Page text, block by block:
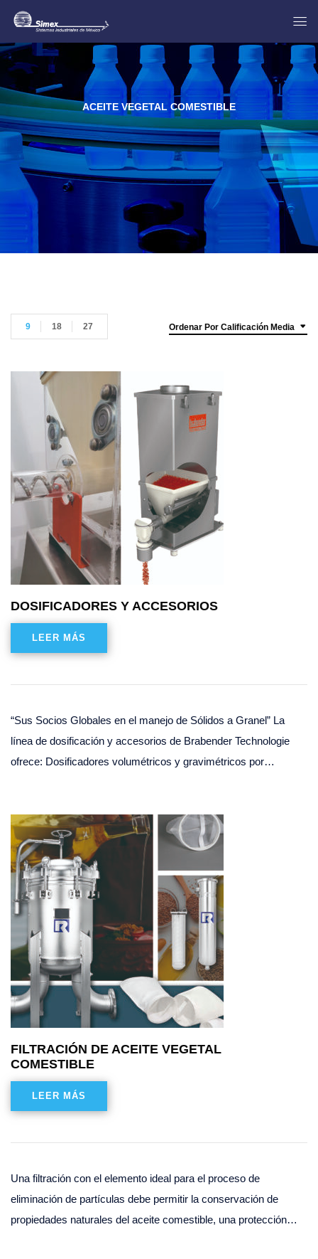
ACEITE VEGETAL COMESTIBLE
Ordenar Por Calificación Media
9 18 27
DOSIFICADORES Y ACCESORIOS
LEER MÁS
“Sus Socios Globales en el manejo de Sólidos a Granel” La
línea de dosificación y accesorios de Brabender Technologie
ofrece: Dosificadores volumétricos y gravimétricos por…
FILTRACIÓN DE ACEITE VEGETAL
COMESTIBLE
LEER MÁS
Una filtración con el elemento ideal para el proceso de
eliminación de partículas debe permitir la conservación de
propiedades naturales del aceite comestible, una protección…